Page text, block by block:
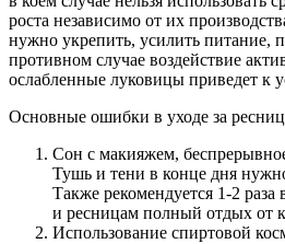
роста независимо от их
нужно укрепить, усилить питание,
противном случае воздействие
ослабленные луковицы приведет к
Основные ошибки в уходе за
Сон с макияжем,
Тушь и тени в конце дня
Также рекомендуется 1-2 раза
и ресницам полный отдых от
Использование спиртовой